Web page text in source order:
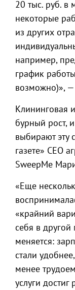
20 тыс. руб. в
некоторые
из других
например,
график
возможно)», —
Клининговая
бурный рост,
выбирают эту
газете» СЕО
SweepMe
«Еще
«крайний
себя в другой
меняется:
стали
менее
услуги